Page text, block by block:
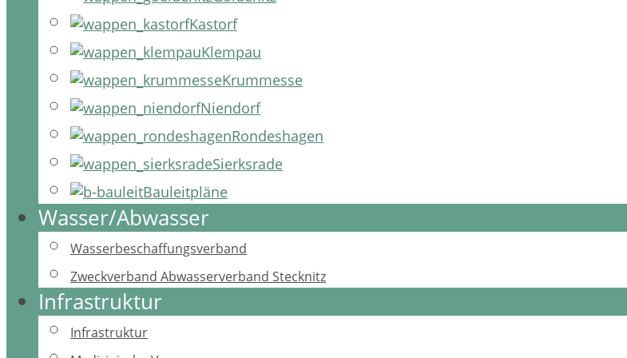
Kastorf
Klempau
Krummesse
Niendorf
Rondeshagen
Sierksrade
Bauleitpläne
Wasser/Abwasser
Wasserbeschaffungsverband
Zweckverband Abwasserverband Stecknitz
Infrastruktur
Infrastruktur